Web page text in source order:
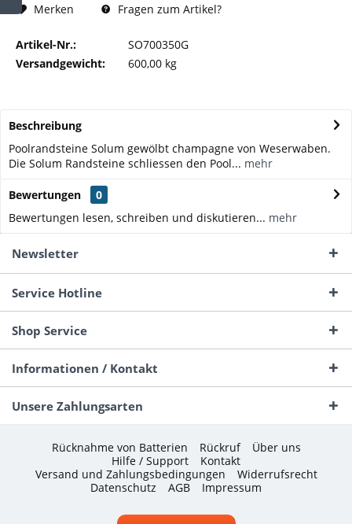
Merken
Fragen zum Artikel?
Artikel-Nr.:
SO700350G
Versandgewicht:
600,00 kg
Beschreibung
Poolrandsteine Solum gewölbt champagne von Weserwaben.
Die Solum Randsteine schliessen den Pool... mehr
Bewertungen
0
Bewertungen lesen, schreiben und diskutieren... mehr
Newsletter
Service Hotline
Shop Service
Informationen / Kontakt
Unsere Zahlungsarten
Rücknahme von Batterien Rückruf
Über uns
Hilfe / Support
Kontakt
Versand und Zahlungsbedingungen
Widerrufsrecht
Datenschutz
AGB Impressum